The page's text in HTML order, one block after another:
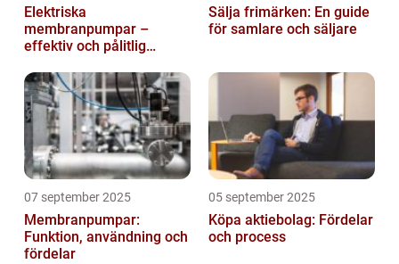
Elektriska
membranpumpar –
effektiv och pålitlig
Sälja frimärken: En guide
för samlare och säljare
07 september 2025
Membranpumpar:
Funktion, användning och
fördelar
05 september 2025
Köpa aktiebolag: Fördelar
och process